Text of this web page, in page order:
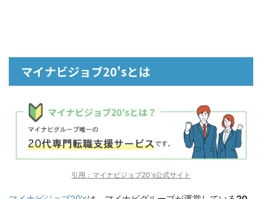
マイナビジョブ20'sとは
引用：マイナビジョブ20's公式サイト